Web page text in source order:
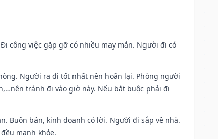
công việc gặp gỡ có nhiều may mắn. Người đi có
Người ra đi tốt nhất nên hoãn lại. Phòng người
tránh đi vào giờ này. Nếu bắt buộc phải đi
Buôn bán, kinh doanh có lời. Người đi sắp về nhà.
mạnh khỏe.